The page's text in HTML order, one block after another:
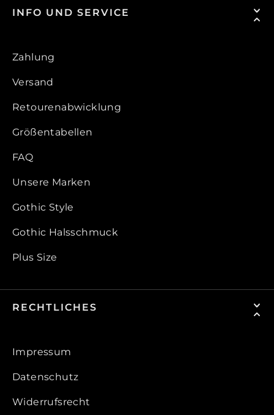
INFO UND SERVICE
Zahlung
Versand
Retourenabwicklung
Größentabellen
FAQ
Unsere Marken
Gothic Style
Gothic Halsschmuck
Plus Size
RECHTLICHES
Impressum
Datenschutz
Widerrufsrecht